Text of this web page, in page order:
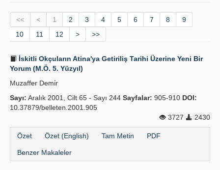
Dergi Kurulları
Yazım Kuralları
İlkeler
Kılavuzlar
<< < 1 2 3 4 5 6 7 8
9
10
11 12 > >>
İskitli Okçuların Atina'ya Getiriliş Tarihi Üzerine Yeni Bir
Yorum (M.Ö. 5. Yüzyıl)
Muzaffer Demi̇r
Sayı: Aralık 2001, Cilt 65 - Sayı 244 Sayfalar: 905-910 DOI:
10.37879/belleten.2001.905
3727
2430
Özet Özet (English) Tam Metin PDF
Benzer Makaleler